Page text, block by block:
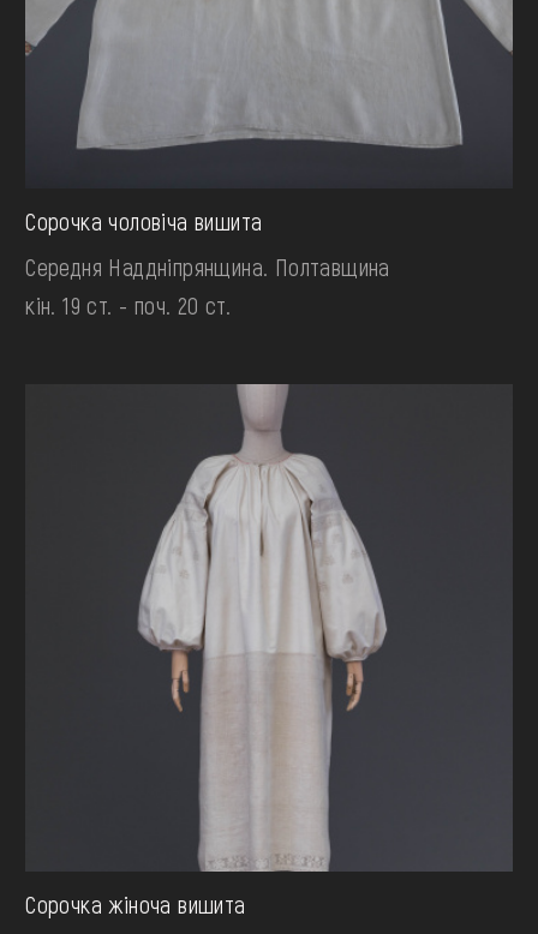
Сорочка чоловіча вишита
Середня Наддніпрянщина. Полтавщина
кін. 19 ст. - поч. 20 ст.
Сорочка жіноча вишита